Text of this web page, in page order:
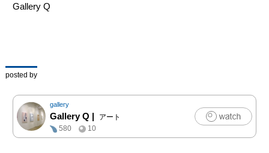
Gallery Q
posted by
gallery
Gallery Q |
アート
580
10